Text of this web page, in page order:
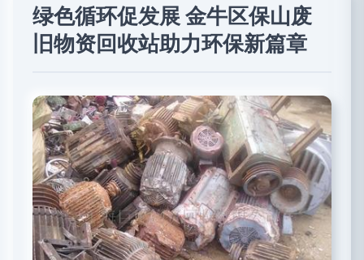
绿色循环促发展 金牛区保山废
旧物资回收站助力环保新篇章